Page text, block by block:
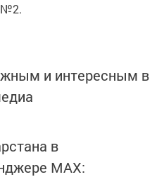
№2.
и интересным в
в
MАХ: